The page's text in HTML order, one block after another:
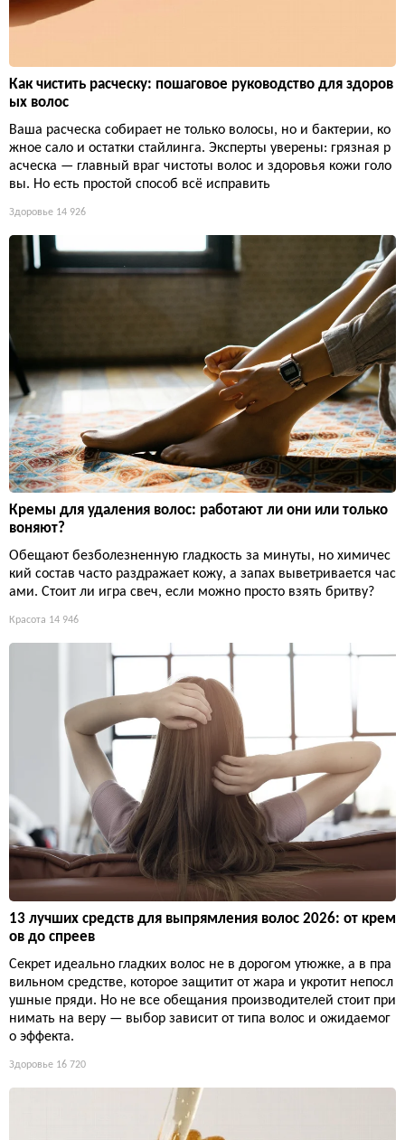
Как чистить расческу: пошаговое руководство для здоров
ых волос
Ваша расческа собирает не только волосы, но и бактерии, ко
жное сало и остатки стайлинга. Эксперты уверены: грязная р
асческа — главный враг чистоты волос и здоровья кожи голо
вы. Но есть простой способ всё исправить
Здоровье 14 926
Кремы для удаления волос: работают ли они или только
воняют?
Обещают безболезненную гладкость за минуты, но химичес
кий состав часто раздражает кожу, а запах выветривается час
ами. Стоит ли игра свеч, если можно просто взять бритву?
Красота 14 946
13 лучших средств для выпрямления волос 2026: от крем
ов до спреев
Секрет идеально гладких волос не в дорогом утюжке, а в пра
вильном средстве, которое защитит от жара и укротит непосл
ушные пряди. Но не все обещания производителей стоит при
нимать на веру — выбор зависит от типа волос и ожидаемог
о эффекта.
Здоровье 16 720